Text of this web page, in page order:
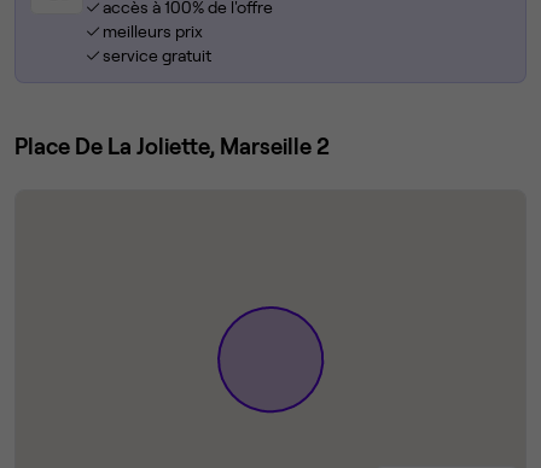
accès à 100% de l'offre
meilleurs prix
service gratuit
Place De La Joliette, Marseille 2